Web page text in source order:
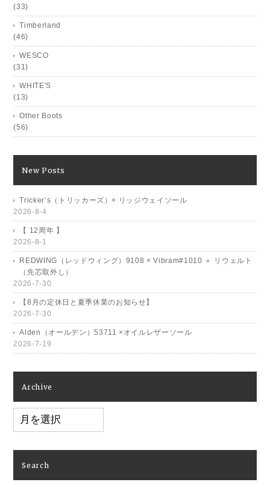
(33)
Timberland
(46)
WESCO
(31)
WHITE'S
(13)
Other Boots
(56)
New Posts
Tricker’s（トリッカーズ）× リッジウェイソール
2026-8-4
【 12周年 】
2026-8-1
REDWING（レッドウィング）9108 × Vibram#1010 ＋ リウェルト
（先芯取外し）
2026-7-30
【8月の定休日と夏季休業のお知らせ】
2026-7-30
Alden（オールデン）53711 ×オイルレザーソール
2026-7-19
Archive
Archive
Search